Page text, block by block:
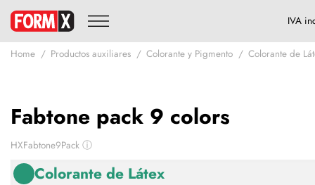
Home Productos auxiliares Colorante y Pigmento Colorante de
Fabtone pack 9 colors
HXFabtone9Pack ⓘ
Colorante de Látex